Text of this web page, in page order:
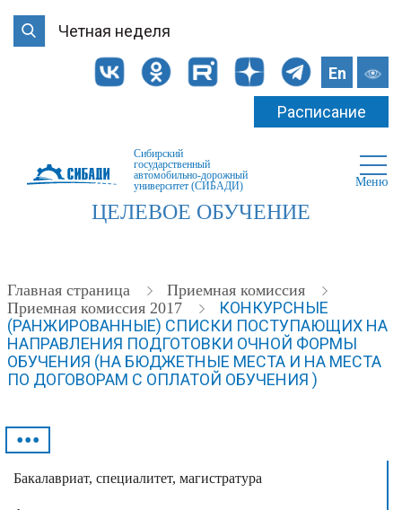
Четная неделя
En
Расписание
Сибирский
государственный
автомобильно-дорожный
университет (СИБАДИ)
Меню
ЦЕЛЕВОЕ ОБУЧЕНИЕ
Главная страница
Приемная комиссия
Приемная комиссия 2017
КОНКУРСНЫЕ
(РАНЖИРОВАННЫЕ) СПИСКИ ПОСТУПАЮЩИХ НА
НАПРАВЛЕНИЯ ПОДГОТОВКИ ОЧНОЙ ФОРМЫ
ОБУЧЕНИЯ (НА БЮДЖЕТНЫЕ МЕСТА И НА МЕСТА
ПО ДОГОВОРАМ С ОПЛАТОЙ ОБУЧЕНИЯ )
•••
Бакалавриат, специалитет, магистратура